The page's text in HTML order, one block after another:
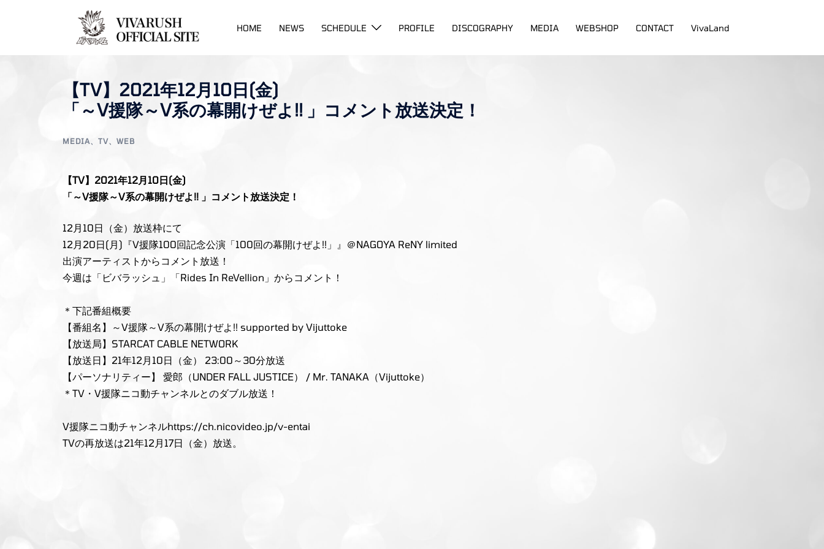
HOME NEWS SCHEDULE PROFILE DISCOGRAPHY MEDIA WEBSHOP CONTACT VivaLand
【TV】2021年12月10日(金)
「～V援隊～V系の幕開けぜよ!! 」コメント放送決定！
MEDIA、 TV、 WEB
【TV】2021年12月10日(金)
「～V援隊～V系の幕開けぜよ!! 」コメント放送決定！
12月10日（金）放送枠にて
12月20日(月)『V援隊100回記念公演「100回の幕開けぜよ!!」』＠NAGOYA ReNY limited
出演アーティストからコメント放送！
今週は「ビバラッシュ」「Rides In ReVellion」からコメント！
＊下記番組概要
【番組名】～V援隊～V系の幕開けぜよ!! supported by Vijuttoke
【放送局】STARCAT CABLE NETWORK
【放送日】21年12月10日（金） 23:00～30分放送
【パーソナリティー】 愛郎（UNDER FALL JUSTICE） / Mr. TANAKA（Vijuttoke）
＊TV・V援隊ニコ動チャンネルとのダブル放送！
V援隊ニコ動チャンネルhttps://ch.nicovideo.jp/v-entai
TVの再放送は21年12月17日（金）放送。